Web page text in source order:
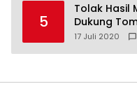
5
Tolak Hasil
Dukung
17 Juli 2020